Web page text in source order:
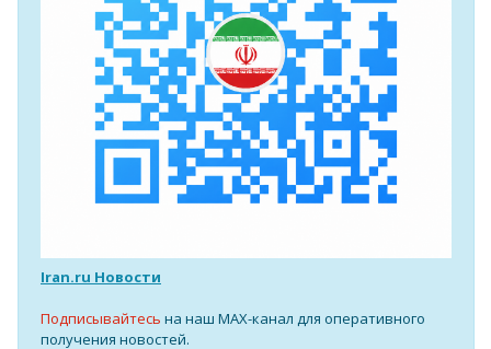
Iran.ru Новости
Подписывайтесь на наш MAX-канал для оперативного
получения новостей.